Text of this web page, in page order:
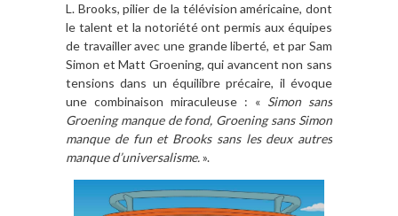
L. Brooks, pilier de la télévision américaine, dont
le talent et la notoriété ont permis aux équipes
de travailler avec une grande liberté, et par Sam
Simon et Matt Groening, qui avancent non sans
tensions dans un équilibre précaire, il évoque
une combinaison miraculeuse : « Simon sans
Groening manque de fond, Groening sans Simon
manque de fun et Brooks sans les deux autres
manque d’universalisme.».